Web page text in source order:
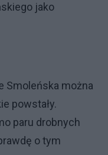
jako
Smoleńska można
powstały.
paru drobnych
o tym